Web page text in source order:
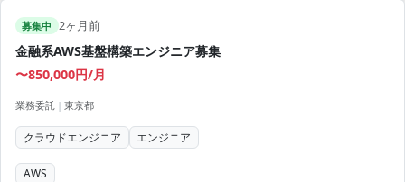
募集中 2ヶ月前
金融系AWS基盤構築エンジニア募集
〜850,000円/月
業務委託 | 東京都
クラウドエンジニア エンジニア
AWS